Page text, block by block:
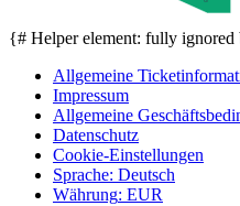
G
{# Helper element: fully ignored
Allgemeine
Impressum
Allgemeine
Datenschutz
Cookie-Einstellungen
Sprache: Deutsch
Währung: EUR